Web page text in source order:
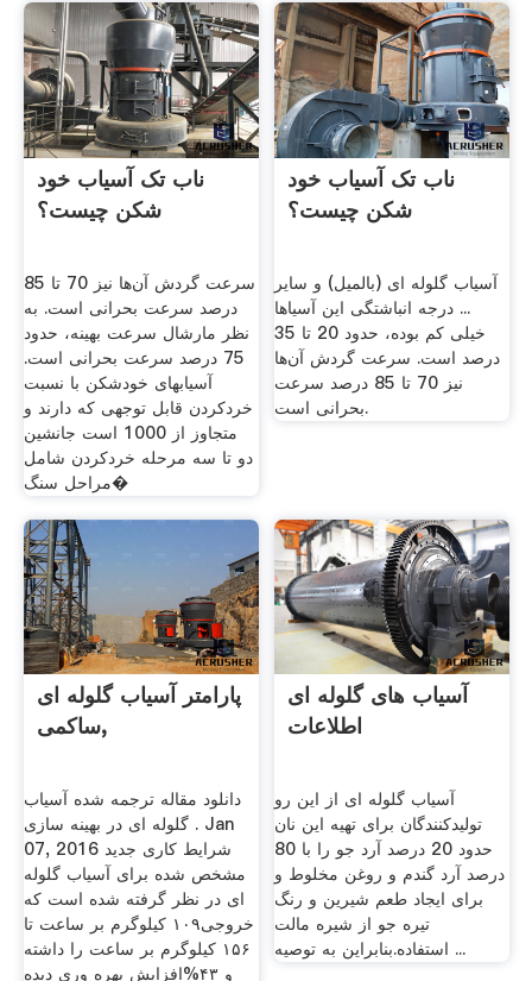
ناب تک آسیا‌ب­ خود
شکن چیست؟
سرعت گردش آن‌ها نیز 70 تا 85
درصد سرعت بحرانی است. به
نظر مارشال سرعت بهینه، حدود
75 درصد سرعت بحرانی است.
آسیاب­های خودشکن با نسبت
خردکردن قابل توجهی که دارند و
متجاوز از 1000 است جانشین
دو تا سه مرحله خردکردن شامل
مراحل سنگ�
ناب تک آسیا‌ب­ خود
شکن چیست؟
آسیاب گلوله ای (بالمیل) و سایر
... درجه انباشتگی این آسیا‌ها
خیلی کم بوده، حدود 20 تا 35
درصد است. سرعت گردش آن‌ها
نیز 70 تا 85 درصد سرعت
بحرانی است.
پارامتر آسیاب گلوله ای
ساکمی,
دانلود مقاله ترجمه شده آسیاب
گلوله ای در بهینه سازی . Jan
07, 2016 شرایط کاری جدید
مشخص شده برای آسیاب گلوله
ای در نظر گرفته شده است که
خروجی١٠٩ کیلوگرم بر ساعت تا
١۵۶ کیلوگرم بر ساعت را داشته
و ۴٣%افزایش بهره وری دیده
آسیاب های گلوله ای
اطلاعات
آسیاب گلوله ای از این رو
تولیدکنندگان برای تهیه این نان
حدود 20 درصد آرد جو را با 80
درصد آرد گندم و روغن مخلوط و
برای ایجاد طعم شیرین و رنگ
تیره جو از شیره مالت
استفاده.بنابراین به توصیه ...